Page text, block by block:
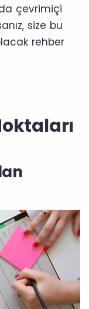
çevrimiçi
size bu
rehber